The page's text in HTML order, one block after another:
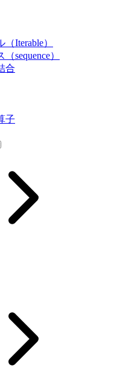
Iterable）
sequence）
合
子